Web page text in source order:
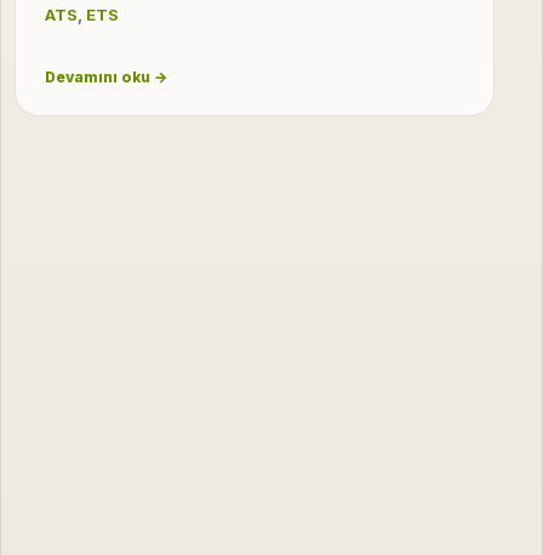
ATS, ETS
Devamını oku →